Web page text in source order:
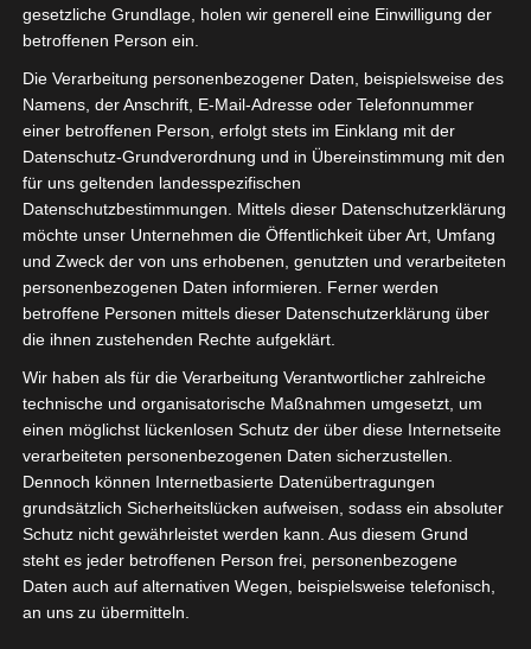
isdv – was ist jetzt zu tun:
Liebe Unternehmerinnen und Unternehmer,
während wir alle ungeduldig auf die
Konkretisierung und die Freigabe von Hilfen
warten, kann jeder schon mal folgende
Unterlagen vorbereiten und
zusammenstellen, die sicher gebraucht
werden:
Bringt Eure Buchhaltung auf den
gesetzliche Grundlage, holen wir generell eine Einwilligung der
betroffenen Person ein.
Die Verarbeitung personenbezogener Daten, beispielsweise des
Namens, der Anschrift, E-Mail-Adresse oder Telefonnummer
einer betroffenen Person, erfolgt stets im Einklang mit der
Datenschutz-Grundverordnung und in Übereinstimmung mit den
für uns geltenden landesspezifischen
Datenschutzbestimmungen. Mittels dieser Datenschutzerklärung
möchte unser Unternehmen die Öffentlichkeit über Art, Umfang
und Zweck der von uns erhobenen, genutzten und verarbeiteten
personenbezogenen Daten informieren. Ferner werden
betroffene Personen mittels dieser Datenschutzerklärung über
die ihnen zustehenden Rechte aufgeklärt.
Wir haben als für die Verarbeitung Verantwortlicher zahlreiche
technische und organisatorische Maßnahmen umgesetzt, um
einen möglichst lückenlosen Schutz der über diese Internetseite
verarbeiteten personenbezogenen Daten sicherzustellen.
Dennoch können Internetbasierte Datenübertragungen
grundsätzlich Sicherheitslücken aufweisen, sodass ein absoluter
Schutz nicht gewährleistet werden kann. Aus diesem Grund
steht es jeder betroffenen Person frei, personenbezogene
Daten auch auf alternativen Wegen, beispielsweise telefonisch,
an uns zu übermitteln.